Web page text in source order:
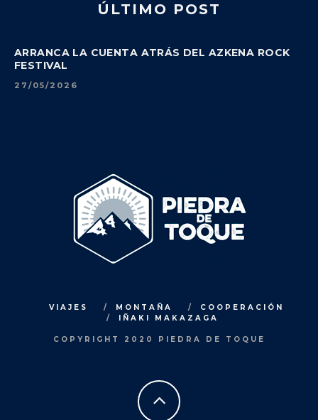
ÚLTIMO POST
ARRANCA LA CUENTA ATRÁS DEL AZKENA ROCK
FESTIVAL
27/05/2026
VIAJES MONTAÑA
COOPERACIÓN
IÑAKI MAKAZAGA
COPYRIGHT 2020 PIEDRA DE TOQUE